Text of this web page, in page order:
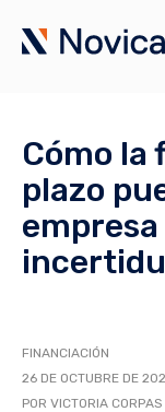
Cómo la
plazo
FINANCIACIÓN
26 DE OCTUBRE DE
POR VICTORIA CORPAS